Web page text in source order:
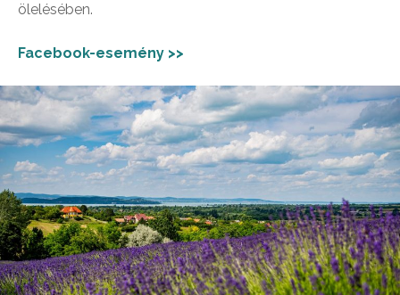
ölelésében.
Facebook-esemény >>